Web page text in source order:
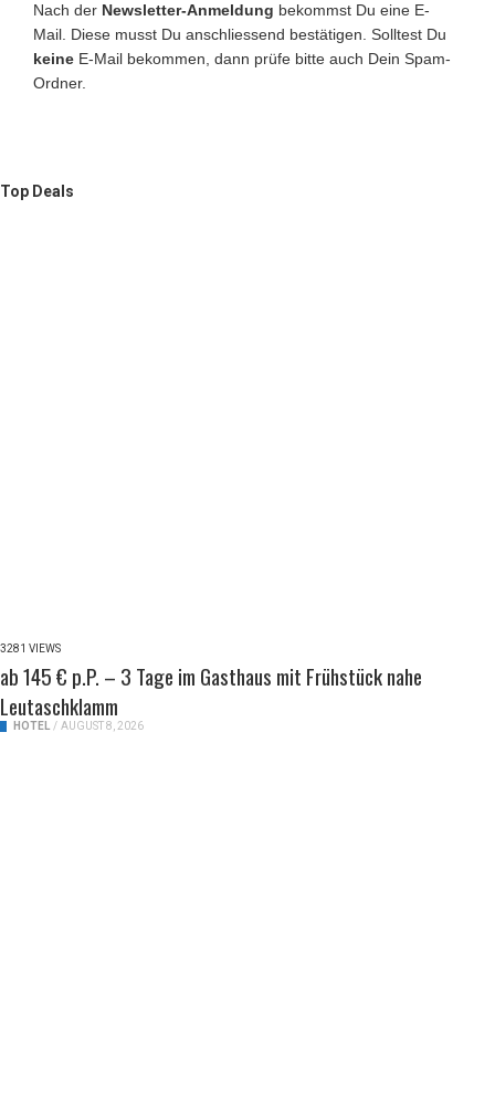
Nach der Newsletter-Anmeldung bekommst Du eine E-
Mail. Diese musst Du anschliessend bestätigen. Solltest Du
keine E-Mail bekommen, dann prüfe bitte auch Dein Spam-
Ordner.
Top Deals
3281 VIEWS
ab 145 € p.P. – 3 Tage im Gasthaus mit Frühstück nahe
Leutaschklamm
HOTEL / AUGUST 8, 2026